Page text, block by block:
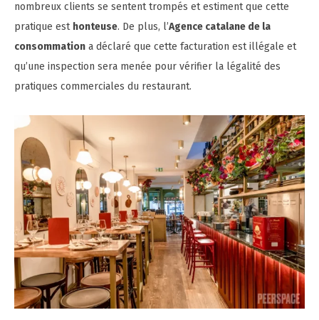
nombreux clients se sentent trompés et estiment que cette
pratique est honteuse. De plus, l’Agence catalane de la
consommation a déclaré que cette facturation est illégale et
qu’une inspection sera menée pour vérifier la légalité des
pratiques commerciales du restaurant.